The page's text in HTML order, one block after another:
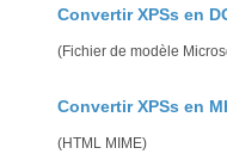
Convertir XPSs en
(Fichier de modèle
Convertir XPSs en
(HTML MIME)